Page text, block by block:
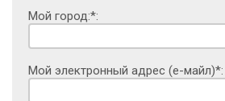
Мой город:*:
Мой электронный адрес (е-майл)*: